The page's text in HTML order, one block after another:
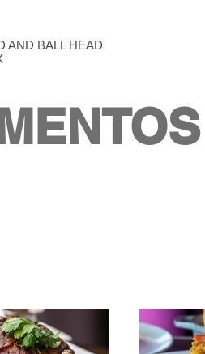
AND BALL HEAD